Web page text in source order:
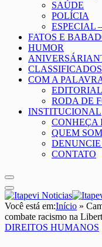
SAÚDE
POLÍCIA
ESPECIAL
FATOS E
HUMOR
CLASSIFICADOS
COM A
EDITORIAL
RODA DE
INSTITUCIONAL
CONHEÇA
QUEM
CONTATO
Você está em:Início »
combate racismo na
DIREITOS HUMANOS